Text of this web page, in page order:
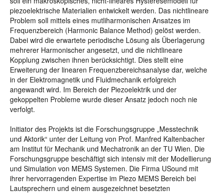
piezoelektrische Materialien entwickelt werden. Das nichtlineare
Problem soll mittels eines mutliharmonischen Ansatzes im
Frequenzbereich (Harmonic Balance Method) gelöst werden.
Dabei wird die erwartete periodische Lösung als Überlagerung
mehrerer Harmonischer angesetzt, und die nichtlineare
Kopplung zwischen ihnen berücksichtigt. Dies stellt eine
Erweiterung der linearen Frequenzbereichsanalyse dar, welche
in der Elektromagnetik und Fluidmechanik erfolgreich
angewandt wird. Im Bereich der Piezoelektrik und der
gekoppelten Probleme wurde dieser Ansatz jedoch noch nie
verfolgt.
Initiator des Projekts ist die Forschungsgruppe „Messtechnik
und Aktorik“ unter der Leitung von Prof. Manfred Kaltenbacher
am Institut für Mechanik und Mechatronik an der TU Wien. Die
Forschungsgruppe beschäftigt sich intensiv mit der Modellierung
und Simulation von MEMS Systemen. Die Firma USound mit
ihrer hervorragenden Expertise im Piezo MEMS Bereich bei
Lautsprechern und einem ausgezeichnet besetzten